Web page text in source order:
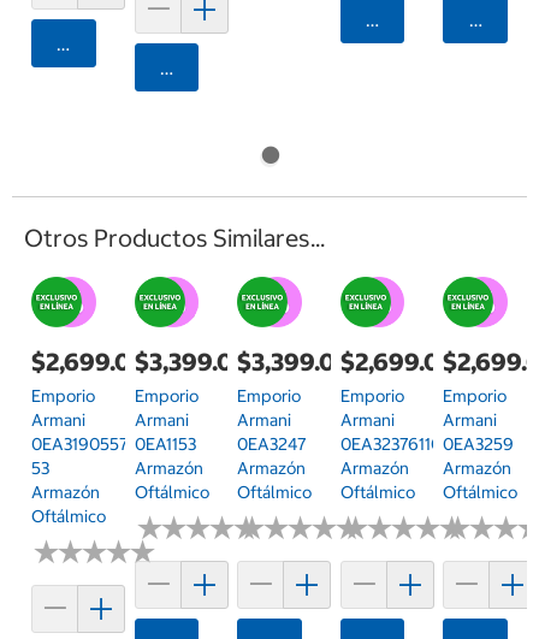
Agregar
Agregar
Agregar
Otros Productos Similares...
$2,699.00
Emporio
Armani
0EA31905577
53
Armazón
Oftálmico
★★★★★
★★★★★
$3,399.00
Emporio
Armani
0EA1153
Armazón
Oftálmico
★★★★★
★★★★★
$3,399.00
Emporio
Armani
0EA3247
Armazón
Oftálmico
★★★★★
★★★★★
$2,699.00
Emporio
Armani
0EA32376110
Armazón
Oftálmico
★★★★★
★★★★★
Emporio
Armani
0EA3259
Armazón
Oftálmico
★★★
★★★